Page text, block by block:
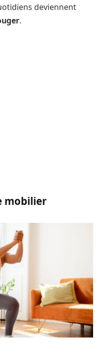
deviennent
.
mobilier